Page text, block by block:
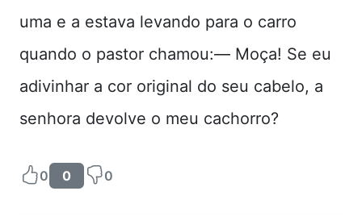
uma e a estava levando para o carro
quando o pastor chamou:— Moça! Se eu
adivinhar a cor original do seu cabelo, a
senhora devolve o meu cachorro?
0 0 0